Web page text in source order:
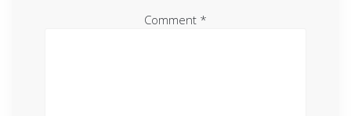
Comment *